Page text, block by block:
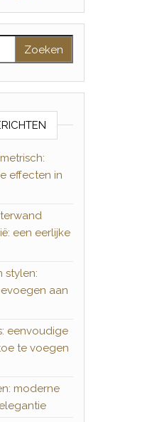
effecten in
een eerlijke
stylen:
aan
eenvoudige
te voegen
moderne